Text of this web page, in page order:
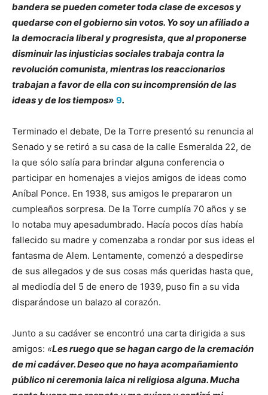
bandera se pueden cometer toda clase de excesos y
quedarse con el gobierno sin votos. Yo soy un afiliado a
la democracia liberal y progresista, que al proponerse
disminuir las injusticias sociales trabaja contra la
revolución comunista, mientras los reaccionarios
trabajan a favor de ella con su incomprensión de las
ideas y de los tiempos» 9.
Terminado el debate, De la Torre presentó su renuncia al
Senado y se retiró a su casa de la calle Esmeralda 22, de
la que sólo salía para brindar alguna conferencia o
participar en homenajes a viejos amigos de ideas como
Aníbal Ponce. En 1938, sus amigos le prepararon un
cumpleaños sorpresa. De la Torre cumplía 70 años y se
lo notaba muy apesadumbrado. Hacía pocos días había
fallecido su madre y comenzaba a rondar por sus ideas el
fantasma de Alem. Lentamente, comenzó a despedirse
de sus allegados y de sus cosas más queridas hasta que,
al mediodía del 5 de enero de 1939, puso fin a su vida
disparándose un balazo al corazón.
Junto a su cadáver se encontró una carta dirigida a sus
amigos: «Les ruego que se hagan cargo de la cremación
de mi cadáver. Deseo que no haya acompañamiento
público ni ceremonia laica ni religiosa alguna. Mucha